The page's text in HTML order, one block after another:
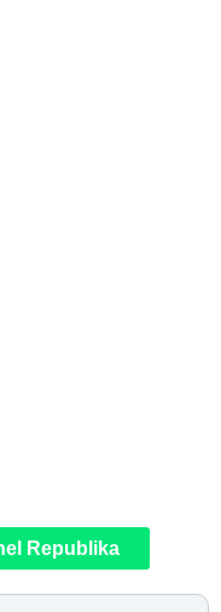
Republika